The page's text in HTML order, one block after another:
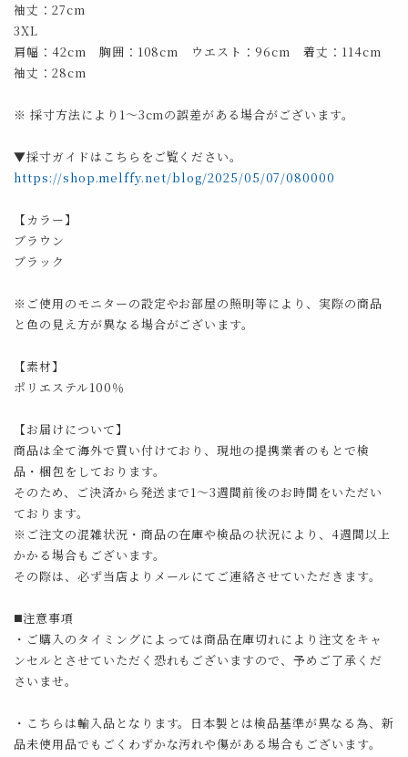
袖丈：27cm
3XL
肩幅：42cm 胸囲：108cm ウエスト：96cm 着丈：114cm
袖丈：28cm
※ 採寸方法により1～3cmの誤差がある場合がございます。
▼採寸ガイドはこちらをご覧ください。
https://shop.melffy.net/blog/2025/05/07/080000
【カラー】
ブラウン
ブラック
※ご使用のモニターの設定やお部屋の照明等により、実際の商品
と色の見え方が異なる場合がございます。
【素材】
ポリエステル100％
【お届けについて】
商品は全て海外で買い付けており、現地の提携業者のもとで検
品・梱包をしております。
そのため、ご決済から発送まで1～3週間前後のお時間をいただい
ております。
※ご注文の混雑状況・商品の在庫や検品の状況により、4週間以上
かかる場合もございます。
その際は、必ず当店よりメールにてご連絡させていただきます。
◼️注意事項
・ご購入のタイミングによっては商品在庫切れにより注文をキャ
ンセルとさせていただく恐れもございますので、予めご了承くだ
さいませ。
・こちらは輸入品となります。日本製とは検品基準が異なる為、新
品未使用品でもごくわずかな汚れや傷がある場合もございます。